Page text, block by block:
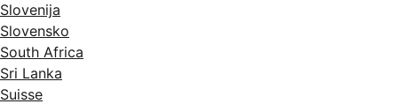
Slovenija
Slovensko
South Africa
Sri Lanka
Suisse